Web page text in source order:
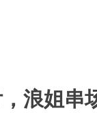
浪姐串